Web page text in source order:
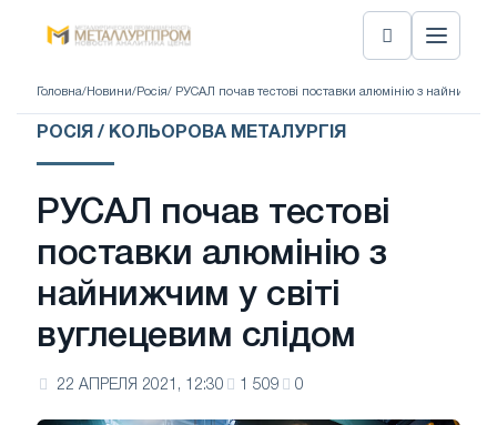
Головна/ Новини/ Росія/ РУСАЛ почав тестові поставки алюмінію з найнижчим
РОСІЯ / КОЛЬОРОВА МЕТАЛУРГІЯ
РУСАЛ почав тестові
поставки алюмінію з
найнижчим у світі
вуглецевим слідом
22 АПРЕЛЯ 2021, 12:30 1 509 0